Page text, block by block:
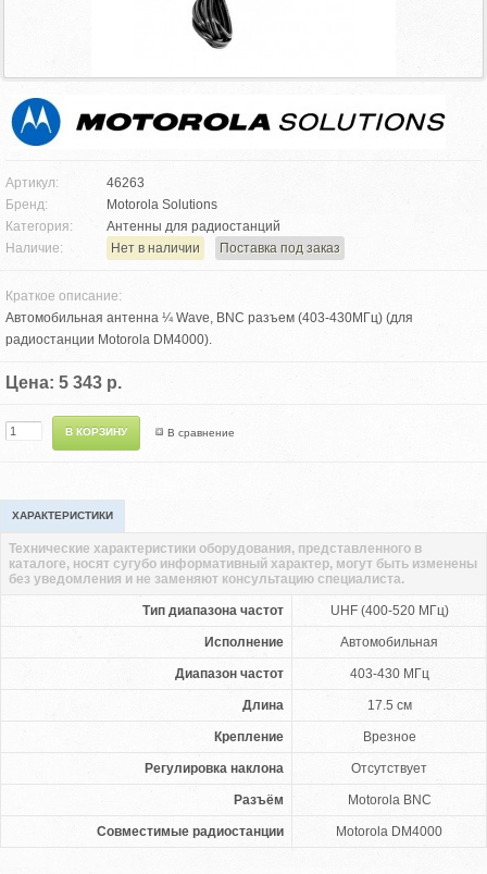
Артикул:
46263
Бренд:
Motorola Solutions
Категория:
Антенны для радиостанций
Наличие:
Нет в наличии Поставка под заказ
Краткое описание:
Автомобильная антенна ¼ Wave, BNC разъем (403-430МГц) (для
радиостанции Motorola DM4000).
Цена: 5 343 р.
В сравнение
ХАРАКТЕРИСТИКИ
Тип диапазона частот UHF (400-520 МГц)
Исполнение Автомобильная
Диапазон частот 403-430 МГц
Длина 17.5 cм
Крепление Врезное
Регулировка наклона Отсутствует
Разъём Motorola BNC
Совместимые радиостанции Motorola DM4000
Технические характеристики оборудования, представленного в
каталоге, носят сугубо информативный характер, могут быть изменены
без уведомления и не заменяют консультацию специалиста.